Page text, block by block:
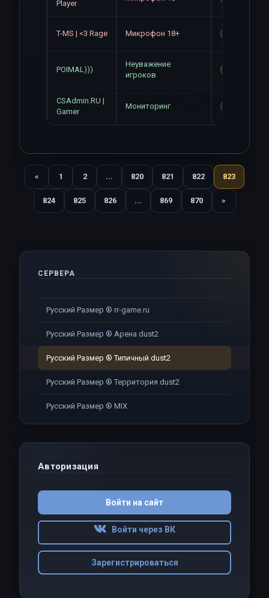
СЕРВЕРА
Русский Размер ® rr-game.ru
Русский Размер ® Арена dust2
Русский Размер ® Типичный dust2
Русский Размер ® Территория dust2
Русский Размер ® MIX
Авторизация
Войти на сайт
Войти через ВК
Зарегистрироваться
Player
T-MS | <3 Rage Микрофон 18+
POIMAL)))
Неуважение
игроков
CSAdmin.RU |
Gamer
Мониторинг
«Назад1 2 ... 820 821 822 823
824 825 826 ... 869 870 »Вперед